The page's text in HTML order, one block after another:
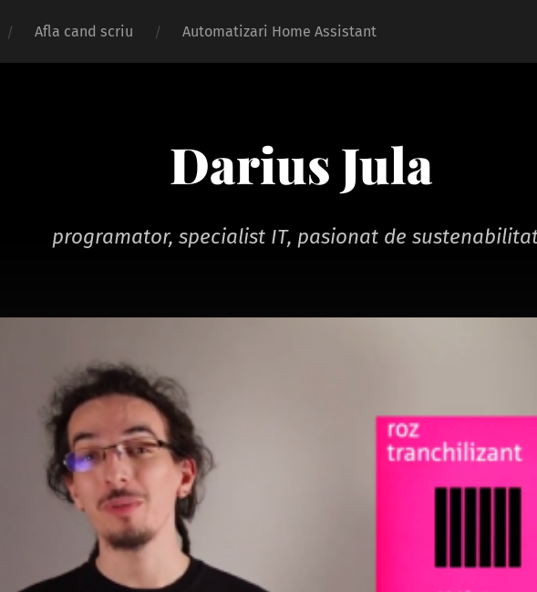
Afla cand scriu Automatizari Home Assistant
Darius Jula
programator, specialist IT, pasionat de